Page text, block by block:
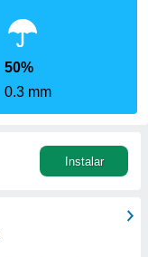
50%
0.3 mm
Instalar